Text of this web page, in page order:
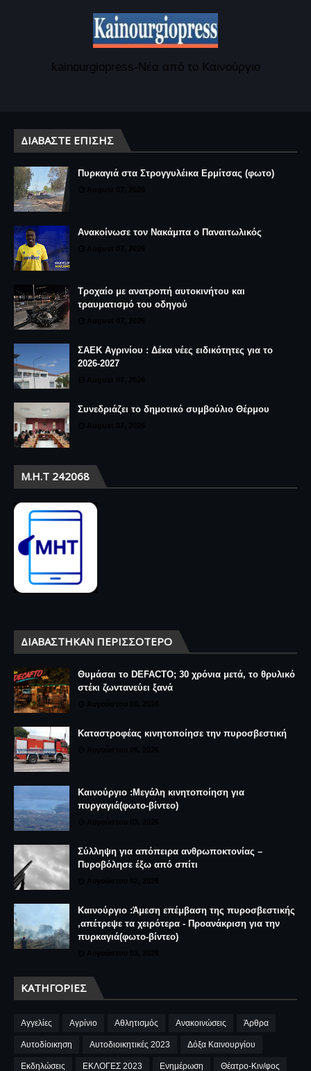
kainourgiopress-Νέα από το Καινούργιο
ΔΙΑΒΆΣΤΕ ΕΠΊΣΗΣ
Πυρκαγιά στα Στρογγυλέικα Ερμίτσας (φωτο)
Ανακοίνωσε τον Νακάμπα ο Παναιτωλικός
Τροχαίο με ανατροπή αυτοκινήτου και
τραυματισμό του οδηγού
ΣΑΕΚ Αγρινίου : Δέκα νέες ειδικότητες για το
2026-2027
Συνεδριάζει το δημοτικό συμβούλιο Θέρμου
Μ.Η.Τ 242068
ΔΙΑΒΆΣΤΗΚΑΝ ΠΕΡΙΣΣΌΤΕΡΟ
Θυμάσαι το DEFACTO; 30 χρόνια μετά, το θρυλικό
στέκι ζωντανεύει ξανά
Καταστροφέας κινητοποίησε την πυροσβεστική
Καινούργιο :Μεγάλη κινητοποίηση για
πυργαγιά(φωτο-βίντεο)
Σύλληψη για απόπειρα ανθρωποκτονίας –
Πυροβόλησε έξω από σπίτι
Καινούργιο :Άμεση επέμβαση της πυροσβεστικής
,απέτρεψε τα χειρότερα - Προανάκριση για την
πυρκαγιά(φωτο-βίντεο)
ΚΑΤΗΓΟΡΊΕΣ
Αγγελίες Αγρίνιο Αθλητισμός Ανακοινώσεις Άρθρα
Αυτοδίοικηση Αυτοδιοικητικές 2023 Δόξα Καινουργίου
Εκδηλώσεις ΕΚΛΟΓΕΣ 2023 Ενημέρωση Θέατρο-Κιν/φος